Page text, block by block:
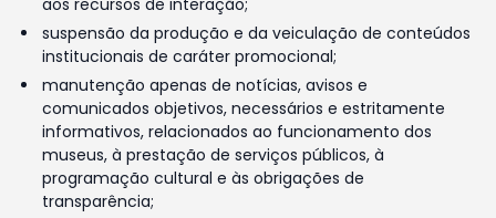
aos recursos de interação;
suspensão da produção e da veiculação de conteúdos
institucionais de caráter promocional;
manutenção apenas de notícias, avisos e
comunicados objetivos, necessários e estritamente
informativos, relacionados ao funcionamento dos
museus, à prestação de serviços públicos, à
programação cultural e às obrigações de
transparência;